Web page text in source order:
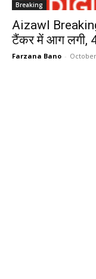
Breaking
Aizawl
टैंकर में आग लगी, 4
Farzana Bano -